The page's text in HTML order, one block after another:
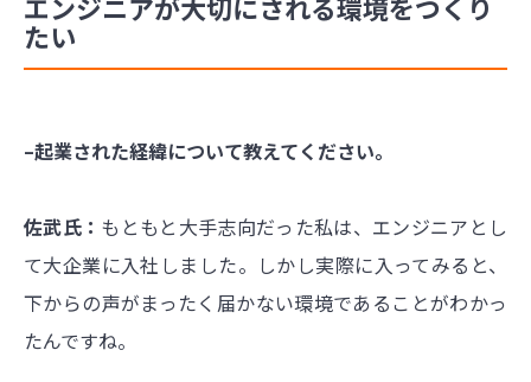
たい
–起業された経緯について教えてください。
佐武氏： もともと大手志向だった私は、エンジニアとし
て大企業に入社しました。しかし実際に入ってみると、
下からの声がまったく届かない環境であることがわかっ
たんですね。